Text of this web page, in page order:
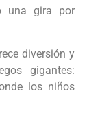
una gira por
diversión y
gigantes:
los niños